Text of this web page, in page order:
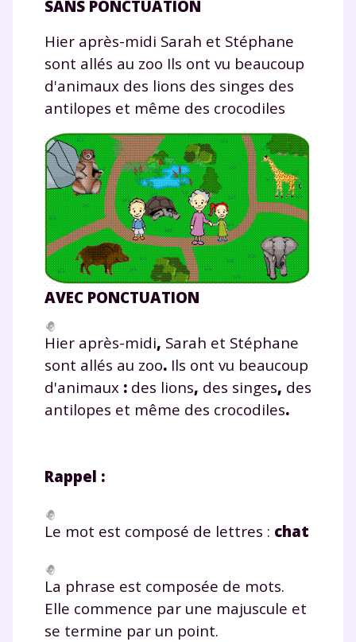
SANS PONCTUATION
Hier après-midi Sarah et Stéphane
sont allés au zoo Ils ont vu beaucoup
d'animaux des lions des singes des
antilopes et même des crocodiles
AVEC PONCTUATION
Hier après-midi, Sarah et Stéphane
sont allés au zoo. Ils ont vu beaucoup
d'animaux : des lions, des singes, des
antilopes et même des crocodiles.
Rappel :
Le mot est composé de lettres : chat
La phrase est composée de mots.
Elle commence par une majuscule et
se termine par un point.